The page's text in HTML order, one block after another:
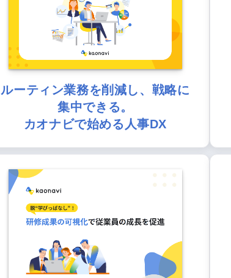
ルーティン業務を削減し、戦略に
集中できる。
カオナビで始める人事DX